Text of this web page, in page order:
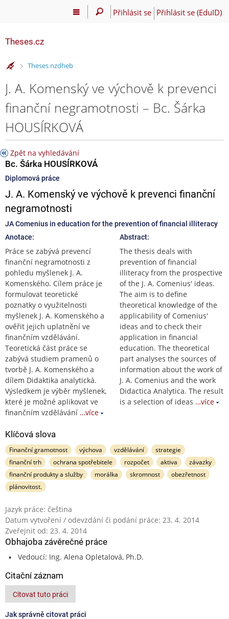
Přihlásit se Přihlásit se (EduID)
Theses.cz
>
Theses nzdheb
J. A. Komenský ve výchově k prevenci
finanční negramotnosti – Bc. Šárka
HOUSÍRKOVÁ
Zpět na vyhledávání
Bc. Šárka HOUSÍRKOVÁ
Diplomová práce
J. A. Komenský ve výchově k prevenci finanční
negramotnosti
JA Comenius in education for the prevention of financial illiteracy
Anotace:
Práce se zabývá prevencí
finanční negramotnosti z
pohledu myšlenek J. A.
Komenského. Cílem práce je
formulovat teoretické
poznatky o využitelnosti
myšlenek J. A. Komenského a
ověřit jejich uplatnění ve
finančním vzdělávání.
Teoretická část práce se
zabývá studiem pramenů o
tvorbě J. A. Komenského a
dílem Didaktika analytická.
Výsledkem je výběr myšlenek,
které je možné aplikovat ve
finančním vzdělávání …více
Abstract:
The thesis deals with
prevention of financial
illiteracy from the prospective
of the J. A. Comenius' ideas.
The aim is to define
theoretical knowledge of the
applicability of Comenius'
ideas and to check their
application in financial
education. The theoretical
part analyses the sources of
information about the work of
J. A. Comenius and the work
Didactica Analytica. The result
is a selection of ideas …více
Klíčová slova
Finanční gramotnost výchova vzdělávání
strategie
finanční trh
ochrana spotřebitele rozpočet aktiva
závazky
finanční produkty a služby
morálka skromnost
obezřetnost
plánovitost.
Jazyk práce: čeština
Datum vytvoření / odevzdání či podání práce: 23. 4. 2014
Zveřejnit od: 23. 4. 2014
Obhajoba závěrečné práce
Vedoucí: Ing. Alena Opletalová, Ph.D.
Citační záznam
Citovat tuto práci
Jak správně citovat práci